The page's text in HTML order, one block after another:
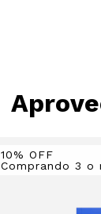
10% OFF
Comprando 3 o